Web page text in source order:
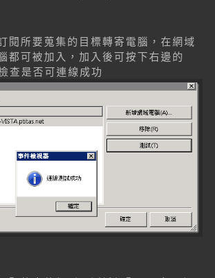
閱所要蒐集的目標轉寄電腦，在網域
都可被加入，加入後可按下右邊的
查是否可連線成功